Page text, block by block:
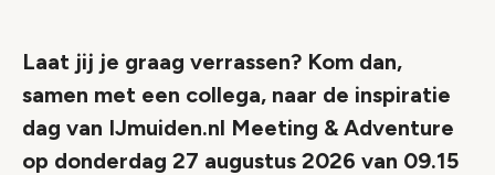
Laat jij je graag verrassen? Kom dan,
samen met een collega, naar de inspiratie
dag van IJmuiden.nl Meeting & Adventure
op donderdag 27 augustus 2026 van 09.15